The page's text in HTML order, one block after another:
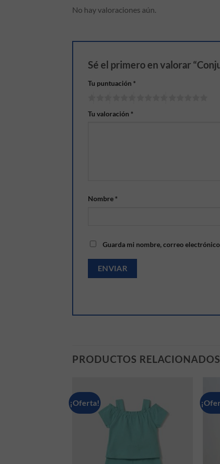
No hay valoraciones aún.
Sé el primero en valorar
Tu puntuación *
Tu valoración *
Nombre *
Guarda mi nombre, correo
PRODUCTOS RELACIONADOS
¡Oferta!